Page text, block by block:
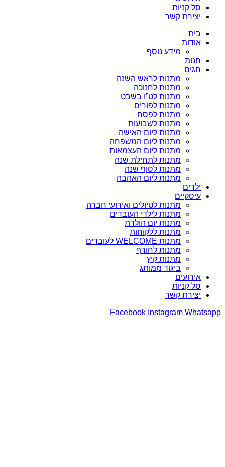
סל קניות
יצירת קשר
בית
אודות
מידע נוסף
חנות
חגים
מתנות לראש השנה
מתנות לחנוכה
מתנות לט”ו בשבט
מתנות לפורים
מתנות לפסח
מתנות לשבועות
מתנות ליום האישה
מתנות ליום המשפחה
מתנות ליום העצמאות
מתנות לתחילת שנה
מתנות לסוף שנה
מתנות ליום האהבה
ילדים
עיסקיים
מתנות לטיולים ואירועי חברה
מתנות לילדי העובדים
מתנות יום הולדת
מתנות ללקוחות
מתנות WELCOME לעובדים
מתנות לחורף
מתנות קיץ
ביגוד ממותג
אירועים
סל קניות
יצירת קשר
Facebook Instagram Whatsapp